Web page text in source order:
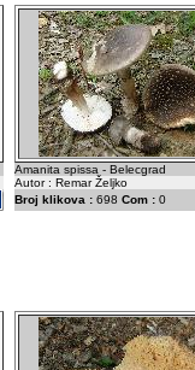
Amanita spissa - Belecgrad
Autor : Remar Željko
Broj klikova : 698 Com : 0